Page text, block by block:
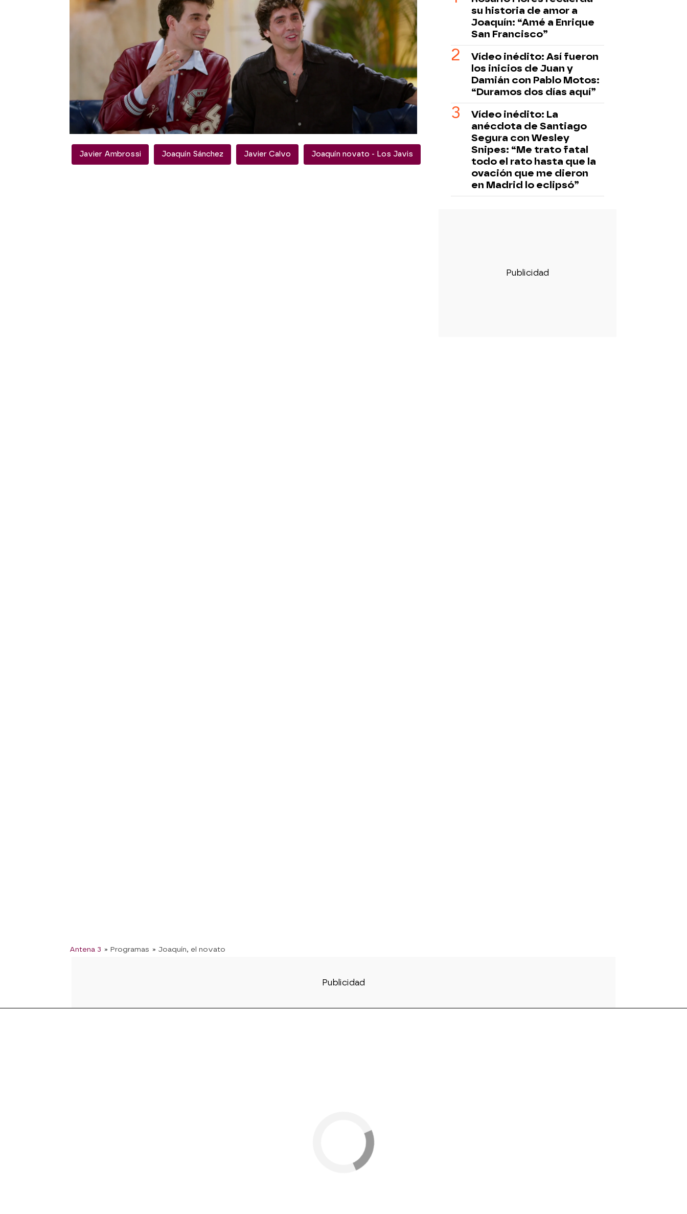
proyecto, Joaquín ha destacado la importancia en su vida de
su tío El Chino, su padre y su hermano Ricardo.
El Novato ha llegado alto en sus sueños durante la
masterclass, “a mí me encantaría que Will Smith hiciera de mí”,
se ha reído el exfutbolista.
Una serie que ha hecho abrir su corazón a Joaquín y
emocionarse, recibiendo la advertencia de los directores, “si
esto sale, quiero mi porcentaje”, le decían los Javis al Novato
sobre la serie de su vida.
Javier Ambrossi Joaquín Sánchez Javier Calvo Joaquín novato - Los Javis
Antena 3 » Programas » Joaquín, el novato
su historia de amor a
Joaquín: “Amé a Enrique
San Francisco”
Vídeo inédito: Así fueron
los inicios de Juan y
Damián con Pablo Motos:
“Duramos dos días aquí”
Vídeo inédito: La
anécdota de Santiago
Segura con Wesley
Snipes: “Me trato fatal
todo el rato hasta que la
ovación que me dieron
en Madrid lo eclipsó”